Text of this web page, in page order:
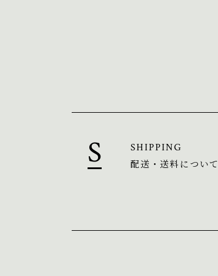
SHIPPING
配送・送料について